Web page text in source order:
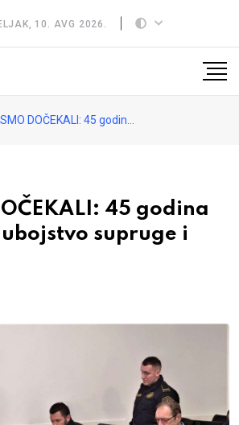
10. AVG 2026.
DOČEKALI: 45 godina zatvora za ubojstvo supruge i sina
45 godina
supruge i